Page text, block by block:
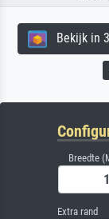
Bekijk in
Breedte
Extra rand